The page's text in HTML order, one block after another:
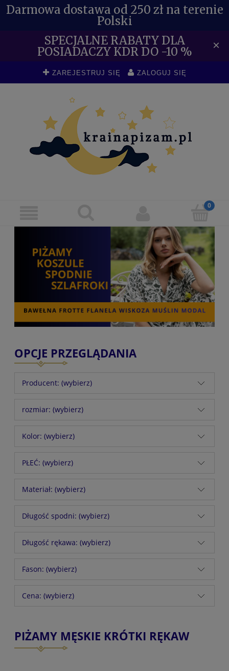
Darmowa dostawa od 250 zł na terenie
Polski
SPECJALNE RABATY DLA
POSIADACZY KDR DO -10 % ×
ZAREJESTRUJ SIĘ ZALOGUJ SIĘ
OPCJE PRZEGLĄDANIA
Producent: (wybierz)
rozmiar: (wybierz)
Kolor: (wybierz)
PŁEĆ: (wybierz)
Materiał: (wybierz)
Długość spodni: (wybierz)
Długość rękawa: (wybierz)
Fason: (wybierz)
Cena: (wybierz)
PIŻAMY MĘSKIE KRÓTKI RĘKAW